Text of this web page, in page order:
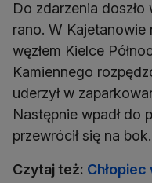
Do zdarzenia
rano. W Kajetanowie
węzłem Kielce
Kamiennego
uderzył w
Następnie wpadł do
przewrócił się na bok.
Czytaj też: